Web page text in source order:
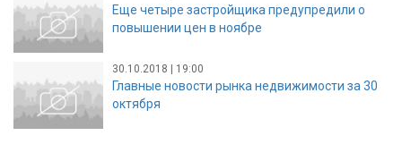
Еще четыре застройщика предупредили о
повышении цен в ноябре
30.10.2018 | 19:00
Главные новости рынка недвижимости за 30
октября